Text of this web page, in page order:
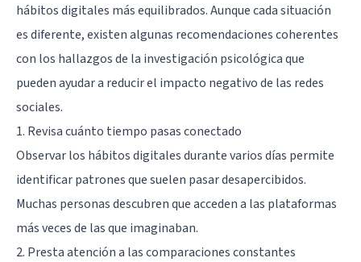
hábitos digitales más equilibrados. Aunque cada situación
es diferente, existen algunas recomendaciones coherentes
con los hallazgos de la investigación psicológica que
pueden ayudar a reducir el impacto negativo de las redes
sociales.
1. Revisa cuánto tiempo pasas conectado
Observar los hábitos digitales durante varios días permite
identificar patrones que suelen pasar desapercibidos.
Muchas personas descubren que acceden a las plataformas
más veces de las que imaginaban.
2. Presta atención a las comparaciones constantes